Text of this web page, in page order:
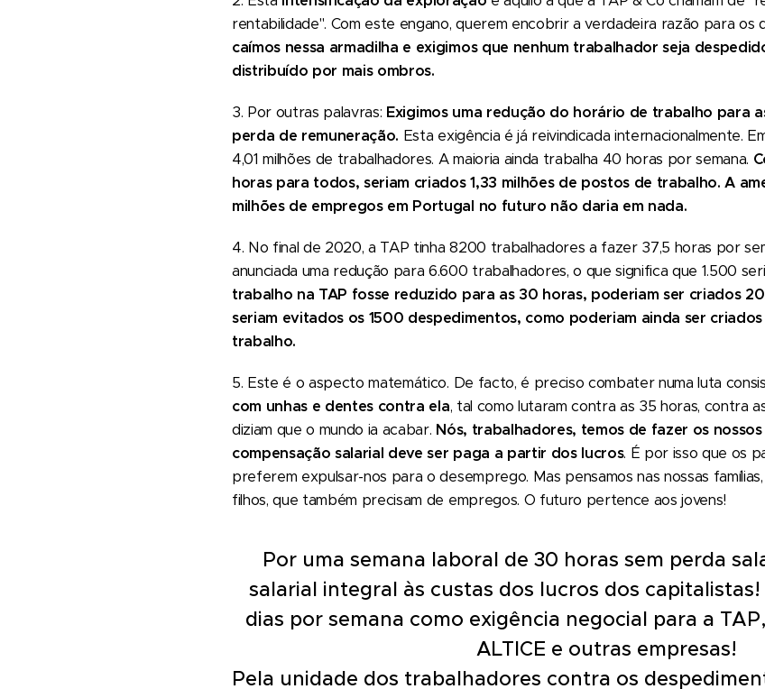
rentabilidade". Com este engano, querem encobrir a verdadeira razão para os
caímos nessa armadilha e exigimos que nenhum trabalhador seja
distribuído por mais ombros.
3. Por outras palavras: Exigimos uma redução do horário de trabalho para
perda de remuneração. Esta exigência é já reivindicada internacionalmente.
4,01 milhões de trabalhadores. A maioria ainda trabalha 40 horas por semana.
horas para todos, seriam criados 1,33 milhões de postos de trabalho. A
milhões de empregos em Portugal no futuro não daria em nada.
4. No final de 2020, a TAP tinha 8200 trabalhadores a fazer 37,5 horas por
anunciada uma redução para 6.600 trabalhadores, o que significa que 1.500
trabalho na TAP fosse reduzido para as 30 horas, poderiam ser criados
seriam evitados os 1500 despedimentos, como poderiam ainda ser
trabalho.
5. Este é o aspecto matemático. De facto, é preciso combater numa luta
com unhas e dentes contra ela, tal como lutaram contra as 35 horas, contra
diziam que o mundo ia acabar. Nós, trabalhadores, temos de fazer os
compensação salarial deve ser paga a partir dos lucros. É por isso que os
preferem expulsar-nos para o desemprego. Mas pensamos nas nossas
filhos, que também precisam de empregos. O futuro pertence aos jovens!
Por uma semana laboral de 30 horas sem perda
salarial integral às custas dos lucros dos
dias por semana como exigência negocial para a
ALTICE e outras empresas!
Pela unidade dos trabalhadores contra os